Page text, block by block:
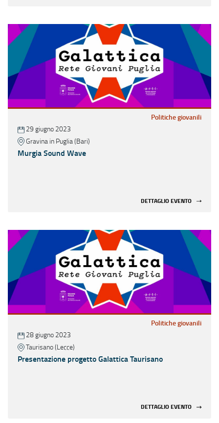
Politiche giovanili
29 giugno 2023
Gravina in Puglia (Bari)
Murgia Sound Wave
DETTAGLIO EVENTO
Politiche giovanili
28 giugno 2023
Taurisano (Lecce)
Presentazione progetto Galattica Taurisano
DETTAGLIO EVENTO